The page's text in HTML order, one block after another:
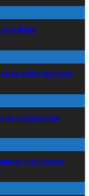
Belga
ao centro da Europa
de sua majestade
ao Grão-Ducado